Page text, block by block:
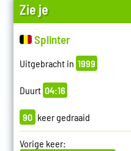
Zie je
Splinter
Uitgebracht in 1999
Duurt 04:16
90 keer gedraaid
Vorige keer: